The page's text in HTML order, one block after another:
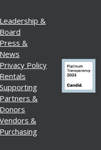
Leadership &
Board
Press &
News
Privacy Policy
Rentals
Supporting
Partners &
Donors
Vendors &
Purchasing